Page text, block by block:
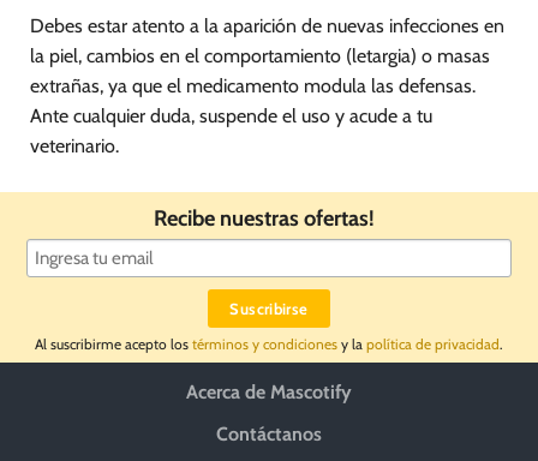
Debes estar atento a la aparición de nuevas infecciones en
la piel, cambios en el comportamiento (letargia) o masas
extrañas, ya que el medicamento modula las defensas.
Ante cualquier duda, suspende el uso y acude a tu
veterinario.
Recibe nuestras ofertas!
Al suscribirme acepto los términos y condiciones y la política de privacidad.
Acerca de Mascotify
Contáctanos